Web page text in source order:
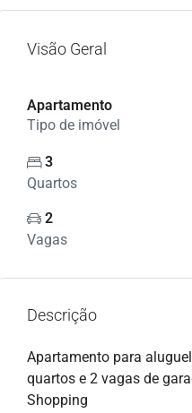
Visão Geral
Apartamento
Tipo de imóvel
3
Quartos
2
Vagas
Descrição
Apartamento para
quartos e 2 vagas de
Shopping